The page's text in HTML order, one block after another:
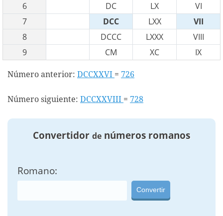
6
DC LX
VI
7
DCC LXX
VII
8
DCCC LXXX
VIII
9
CM XC IX
Número anterior: DCCXXVI = 726
Número siguiente: DCCXXVIII = 728
Convertidor de números romanos
Romano:
Convertir